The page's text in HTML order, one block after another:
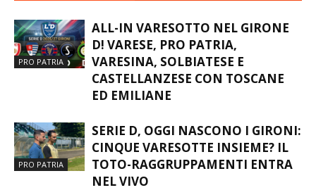
PRO PATRIA
ALL-IN VARESOTTO NEL GIRONE
D! VARESE, PRO PATRIA,
VARESINA, SOLBIATESE E
CASTELLANZESE CON TOSCANE
ED EMILIANE
PRO PATRIA
SERIE D, OGGI NASCONO I GIRONI:
CINQUE VARESOTTE INSIEME? IL
TOTO-RAGGRUPPAMENTI ENTRA
NEL VIVO